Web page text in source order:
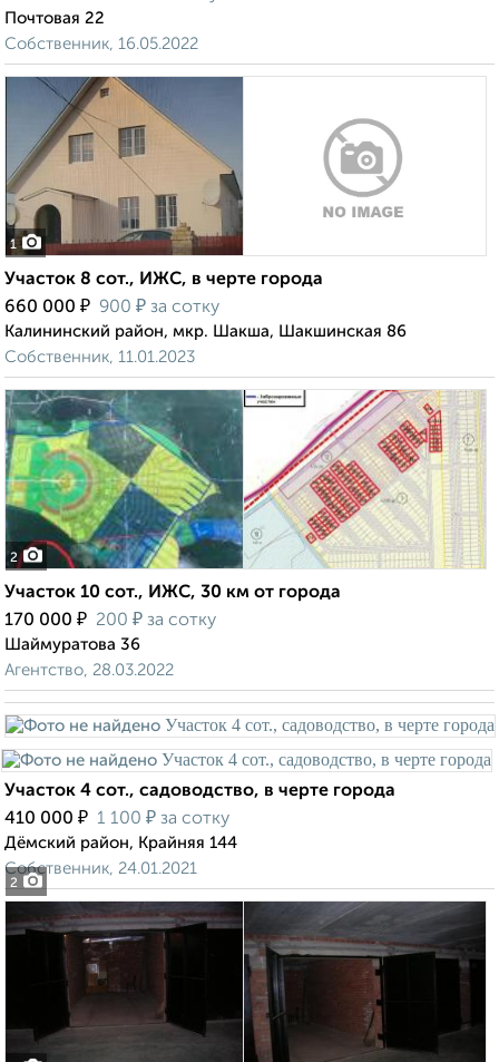
Почтовая 22
Собственник, 16.05.2022
1
Участок 8 сот., ИЖС, в черте города
660 000 ₽ 900 ₽ за сотку
Калининский район, мкр. Шакша, Шакшинская 86
Собственник, 11.01.2023
2
Участок 10 сот., ИЖС, 30 км от города
170 000 ₽ 200 ₽ за сотку
Шаймуратова 36
Агентство, 28.03.2022
2
Участок 4 сот., садоводство, в черте города
410 000 ₽ 1 100 ₽ за сотку
Дёмский район, Крайняя 144
Собственник, 24.01.2021